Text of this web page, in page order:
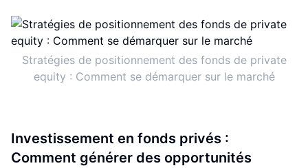
Stratégies de positionnement des fonds de private
equity : Comment se démarquer sur le marché
Investissement en fonds privés :
Comment générer des opportunités